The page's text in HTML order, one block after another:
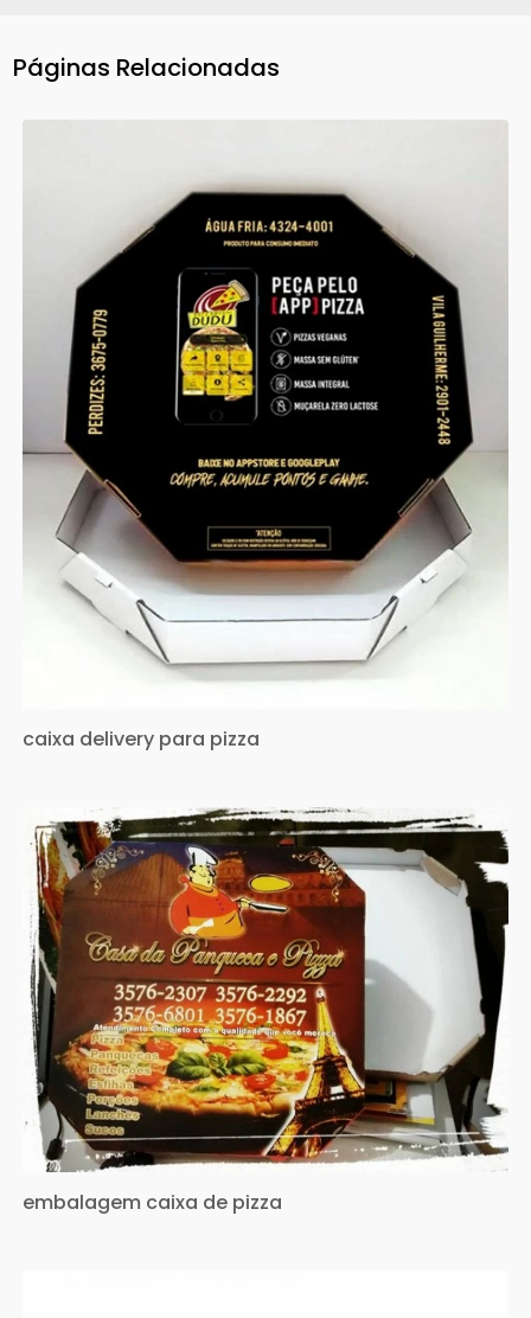
Páginas Relacionadas
caixa delivery para pizza
embalagem caixa de pizza